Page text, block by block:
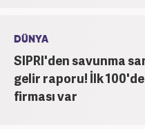
DÜNYA
SIPRI'den savunma
gelir raporu! İlk
firması var